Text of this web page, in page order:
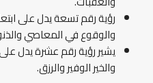
رؤية رقم تسعة يدل على
والوقوع في المعاصي
يشير رؤية رقم عشرة يدل
والخير الوفير والرزق.